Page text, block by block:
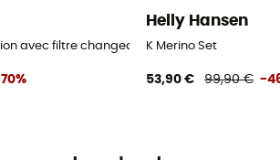
avec filtre changeable
Helly Hansen
K Merino Set
53,90 € 99,90 € -